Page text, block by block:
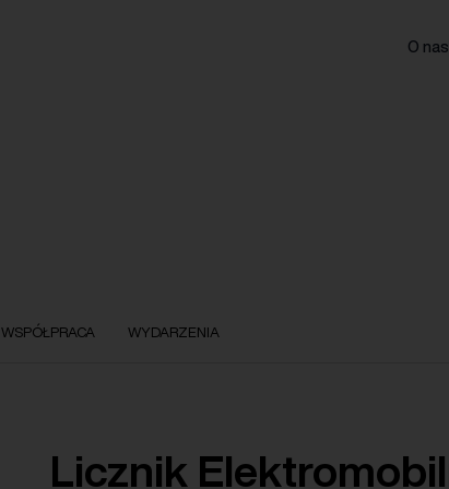
O nas
WSPÓŁPRACA WYDARZENIA
Licznik